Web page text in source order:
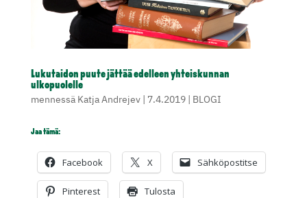
Lukutaidon puute jättää edelleen yhteiskunnan
ulkopuolelle
mennessä Katja Andrejev| 7.4.2019| BLOGI
Jaa tämä:
Facebook X Sähköpostitse
Pinterest Tulosta